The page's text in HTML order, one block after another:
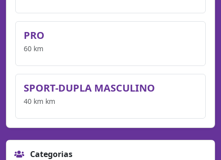
PRO
60 km
SPORT-DUPLA MASCULINO
40 km km
Categorias